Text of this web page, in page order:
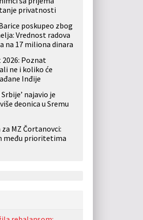
privatnosti
poskupeo zbog
Vrednost radova
na 17 miliona dinara
2026: Poznat
ne i koliko će
Inđije
najavio je
deonica u Sremu
za MZ Čortanovci:
među prioritetima